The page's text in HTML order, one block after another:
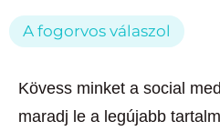
A fogorvos válaszol
Kövess minket a social
maradj le a legújabb